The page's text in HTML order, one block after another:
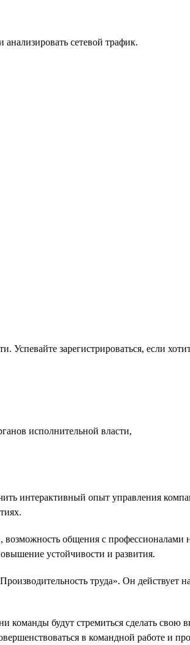
сетевой трафик.
Успевайте зарегистрироваться, если
исполнительной власти,
интерактивный опыт управления
, возможность общения с профессионалами
устойчивости и развития.
труда». Он действует
команды будут стремиться сделать
в командной работе и